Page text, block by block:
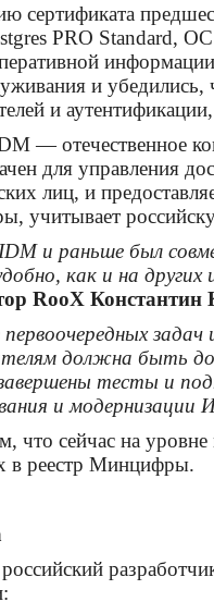
сертификата
PRO Standard, ОС
и
и
— отечественное
для управления
лиц, и
учитывает
и раньше был
как и на других
RooX Константин
должна быть
тесты и
и модернизации
что сейчас на
в реестр Минцифры.